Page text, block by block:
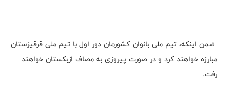
ضمن اینکه، تیم ملی بانوان کشورمان دور اول با تیم ملی قرقیزستان
مبارزه خواهند کرد و در صورت پیروزی به مصاف ازبکستان خواهند
رفت.